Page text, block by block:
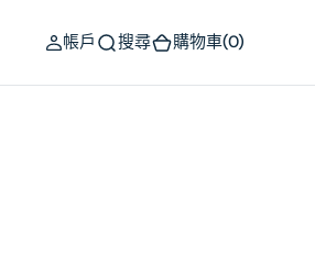
帳戶 搜尋 購物車(0)